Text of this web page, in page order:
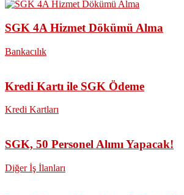
SGK 4A Hizmet Dökümü Alma
Bankacılık
Kredi Kartı ile SGK Ödeme
Kredi Kartları
SGK, 50 Personel Alımı Yapacak!
Diğer İş İlanları